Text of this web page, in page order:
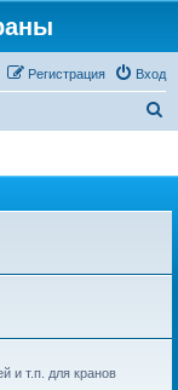
Вход
Регистрация
и т.п. для кранов